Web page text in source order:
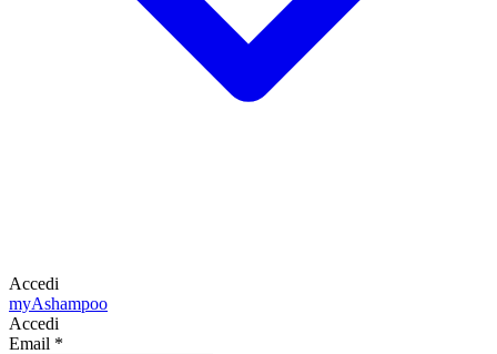
Accedi
myAshampoo
Accedi
Email *